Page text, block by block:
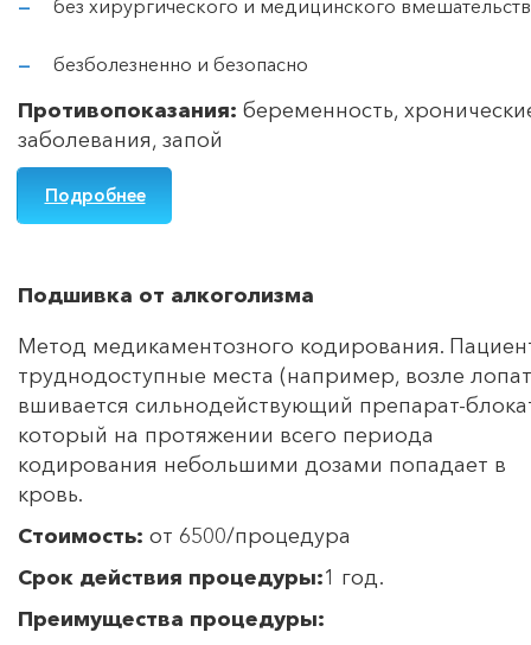
без хирургического и медицинского
безболезненно и безопасно
Противопоказания: беременность,
заболевания, запой
Подробнее
Подшивка от алкоголизма
Метод медикаментозного кодирования.
труднодоступные места (например, возле
вшивается сильнодействующий препарат-
который на протяжении всего периода
кодирования небольшими дозами попадает в
кровь.
Стоимость: от 6500/процедура
Срок действия процедуры:1 год.
Преимущества процедуры: